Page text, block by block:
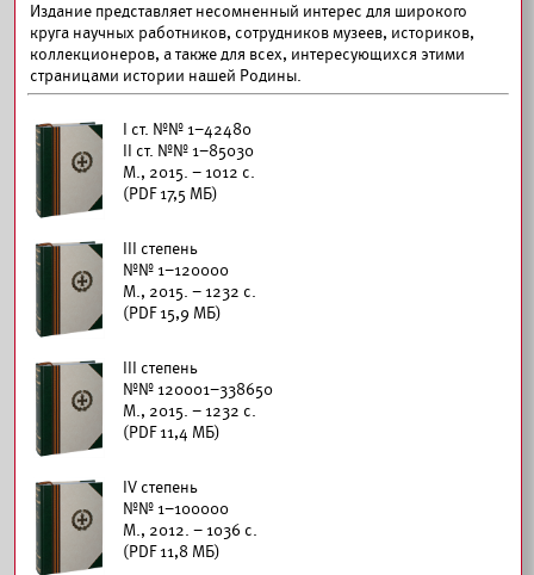
Издание представляет несомненный интерес для широкого
круга научных работников, сотрудников музеев, историков,
коллекционеров, а также для всех, интересующихся этими
страницами истории нашей Родины.
I ст. №№ 1–42480
II ст. №№ 1–85030
М., 2015. – 1012 с.
(PDF 17,5 МБ)
III степень
№№ 1–120000
М., 2015. – 1232 с.
(PDF 15,9 МБ)
III степень
№№ 120001–338650
М., 2015. – 1232 с.
(PDF 11,4 МБ)
IV степень
№№ 1–100000
М., 2012. – 1036 с.
(PDF 11,8 МБ)